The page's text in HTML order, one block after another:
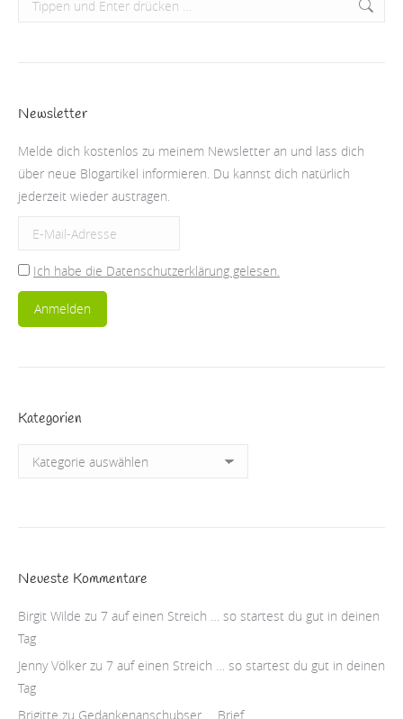
Newsletter
Melde dich kostenlos zu meinem Newsletter an und lass dich
über neue Blogartikel informieren. Du kannst dich natürlich
jederzeit wieder austragen.
Ich habe die Datenschutzerklärung gelesen.
Kategorien
Kategorien
Neueste Kommentare
Birgit Wilde zu 7 auf einen Streich … so startest du gut in deinen
Tag
Jenny Völker zu 7 auf einen Streich … so startest du gut in deinen
Tag
Brigitte zu Gedankenanschubser … Brief